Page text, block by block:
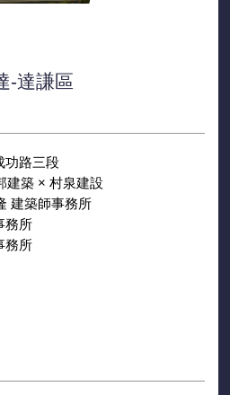
-達謙區
功路三段
建築 × 村泉建設
建築師事務所
務所
務所